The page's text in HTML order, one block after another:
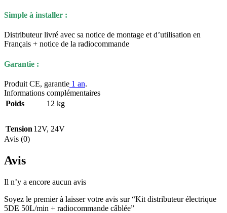
Simple à installer :
Distributeur livré avec sa notice de montage et d’utilisation en
Français + notice de la radiocommande
Garantie :
Produit CE, garantie 1 an.
Informations complémentaires
Poids
12 kg
Tension 12V, 24V
Avis (0)
Avis
Il n’y a encore aucun avis
Soyez le premier à laisser votre avis sur “Kit distributeur électrique
5DE 50L/min + radiocommande câblée”